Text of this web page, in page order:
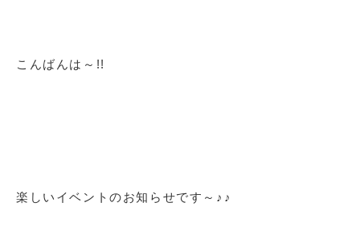
こんばんは～!!
楽しいイベントのお知らせです～♪♪